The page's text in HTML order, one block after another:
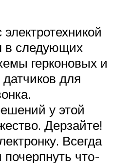
в следующих
герконовых и
для
у этой
Дерзайте!
Всегда
что-